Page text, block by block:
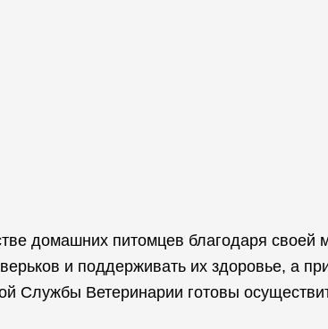
домашних питомцев благодаря своей
и поддерживать их здоровье, а
Службы Ветеринарии готовы